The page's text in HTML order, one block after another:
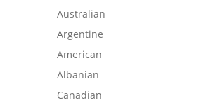
Australian
Argentine
American
Albanian
Canadian